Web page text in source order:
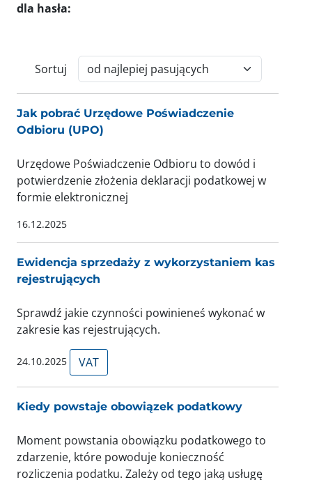
dla hasła:
Sortuj
Jak pobrać Urzędowe Poświadczenie
Odbioru (UPO)
Urzędowe Poświadczenie Odbioru to dowód i
potwierdzenie złożenia deklaracji podatkowej w
formie elektronicznej
16.12.2025
Ewidencja sprzedaży z wykorzystaniem kas
rejestrujących
Sprawdź jakie czynności powinieneś wykonać w
zakresie kas rejestrujących.
24.10.2025 VAT
Kiedy powstaje obowiązek podatkowy
Moment powstania obowiązku podatkowego to
zdarzenie, które powoduje konieczność
rozliczenia podatku. Zależy od tego jaką usługę